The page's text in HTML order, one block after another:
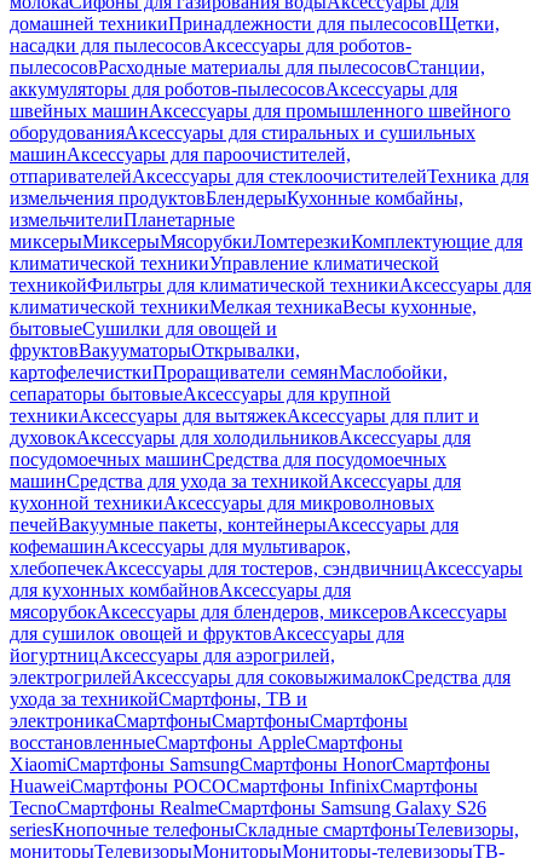
домашней техникиПринадлежности для пылесосовЩетки,
насадки для пылесосовАксессуары для роботов-
пылесосовРасходные материалы для пылесосовСтанции,
аккумуляторы для роботов-пылесосовАксессуары для
швейных машинАксессуары для промышленного швейного
оборудованияАксессуары для стиральных и сушильных
машинАксессуары для пароочистителей,
отпаривателейАксессуары для стеклоочистителейТехника для
измельчения продуктовБлендерыКухонные комбайны,
измельчителиПланетарные
миксерыМиксерыМясорубкиЛомтерезкиКомплектующие для
климатической техникиУправление климатической
техникойФильтры для климатической техникиАксессуары для
климатической техникиМелкая техникаВесы кухонные,
бытовыеСушилки для овощей и
фруктовВакууматорыОткрывалки,
картофелечисткиПроращиватели семянМаслобойки,
сепараторы бытовыеАксессуары для крупной
техникиАксессуары для вытяжекАксессуары для плит и
духовокАксессуары для холодильниковАксессуары для
посудомоечных машинСредства для посудомоечных
машинСредства для ухода за техникойАксессуары для
кухонной техникиАксессуары для микроволновых
печейВакуумные пакеты, контейнерыАксессуары для
кофемашинАксессуары для мультиварок,
хлебопечекАксессуары для тостеров, сэндвичницАксессуары
для кухонных комбайновАксессуары для
мясорубокАксессуары для блендеров, миксеровАксессуары
для сушилок овощей и фруктовАксессуары для
йогуртницАксессуары для аэрогрилей,
электрогрилейАксессуары для соковыжималокСредства для
ухода за техникойСмартфоны, ТВ и
электроникаСмартфоныСмартфоныСмартфоны
восстановленныеСмартфоны AppleСмартфоны
XiaomiСмартфоны SamsungСмартфоны HonorСмартфоны
HuaweiСмартфоны POCOСмартфоны InfinixСмартфоны
TecnoСмартфоны RealmeСмартфоны Samsung Galaxy S26
seriesКнопочные телефоныСкладные смартфоныТелевизоры,
мониторыТелевизорыМониторыМониторы-телевизорыТВ-